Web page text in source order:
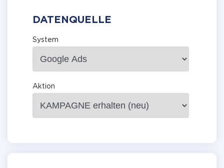
DATENQUELLE
System
Aktion